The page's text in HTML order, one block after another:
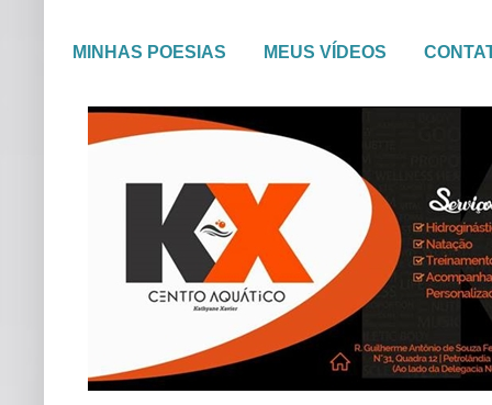
MINHAS POESIAS MEUS VÍDEOS